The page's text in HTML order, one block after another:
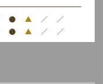
● ▲ ／ ／
● ▲ ／ ／